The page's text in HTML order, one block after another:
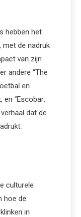
hebben het
met de nadruk
van zijn
andere “The
en
“Escobar:
dat de
culturele
hoe de
in